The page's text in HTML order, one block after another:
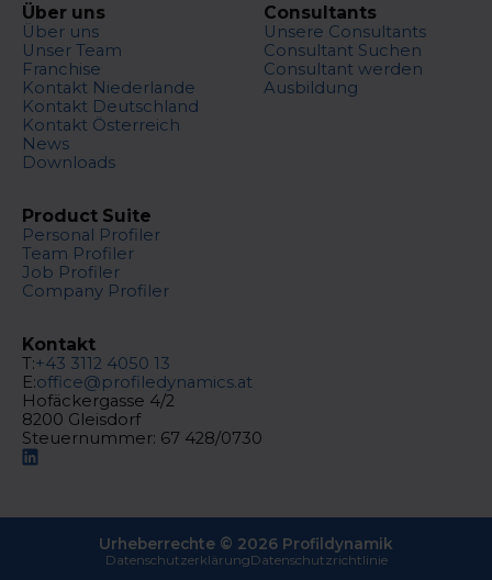
Über uns
Über uns
Unser Team
Franchise
Kontakt Niederlande
Kontakt Deutschland
Kontakt Österreich
News
Downloads
Consultants
Unsere Consultants
Consultant Suchen
Consultant werden
Ausbildung
Product Suite
Personal Profiler
Team Profiler
Job Profiler
Company Profiler
Kontakt
T:+43 3112 4050 13
E:office@profiledynamics.at
Hofäckergasse 4/2
8200 Gleisdorf
Steuernummer: 67 428/0730
Urheberrechte © 2026 Profildynamik
DatenschutzerklärungDatenschutzrichtlinie